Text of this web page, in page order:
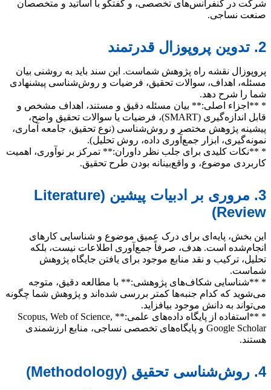
شرکت در کنفرانس‌های تخصصی، و گفتگو با اساتید و متخصصان
صنعت نساجی.
2. تدوین پروپوزال قدرتمند
پروپوزال نقشه راه پژوهش شماست. این سند باید به روشنی بیان
مسئله، اهداف، سوالات تحقیق، فرضیات و روش‌شناسی پیشنهادی
شما را شرح دهد.
* **اجزاء اصلی:** بیان مسئله دقیق و مستند، اهداف مشخص و
قابل اندازه‌گیری (SMART)، فرضیات یا سوالات تحقیق واضح،
پیشینه پژوهش مختصر و روش‌شناسی (نوع تحقیق، جامعه آماری،
نمونه‌گیری، ابزار جمع‌آوری داده، روش تحلیل).
* **نکات کلیدی برای جلب نظر داوران:** تمرکز بر نوآوری، اهمیت
کاربردی موضوع، و واقع‌بینانه بودن طرح تحقیق.
3. مروری بر ادبیات پیشین (Literature
Review)
این بخش، پایه‌ای برای درک عمیق موضوع و شناسایی کارهای
انجام‌شده است. هدف، صرفاً جمع‌آوری اطلاعات نیست، بلکه
تحلیل، ترکیب و نقد منابع موجود برای یافتن جایگاه پژوهش
شماست.
* **شناسایی شکاف‌های پژوهشی:** با مطالعه دقیق، متوجه
می‌شوید که کدام جنبه‌ها کمتر بررسی شده‌اند و پژوهش شما چگونه
می‌تواند به دانش موجود بیافزاید.
* **استفاده از پایگاه داده‌های علمی:** Scopus, Web of Science,
Google Scholar و پایگاه‌های تخصصی نساجی، منابع ارزشمندی
هستند.
4. روش‌شناسی تحقیق (Methodology)